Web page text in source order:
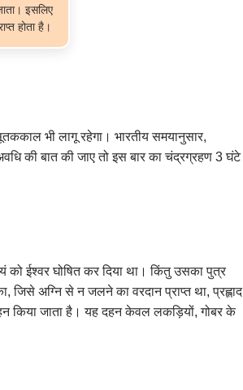
इसलिए
होता है।
भी लागू रहेगा। भारतीय समयानुसार,
की बात की जाए तो इस बार का चंद्रग्रहण 3 घंटे
ईश्वर घोषित कर दिया था। किंतु उसका पुत्र
जिसे अग्नि से न जलने का वरदान प्राप्त था, प्रह्लाद
किया जाता है। यह दहन केवल लकड़ियों, गोबर के